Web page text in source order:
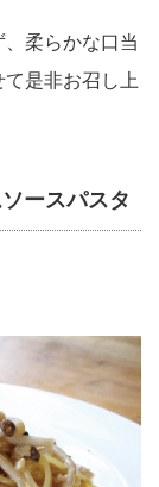
柔らかな口当
是非お召し上
ースパスタ